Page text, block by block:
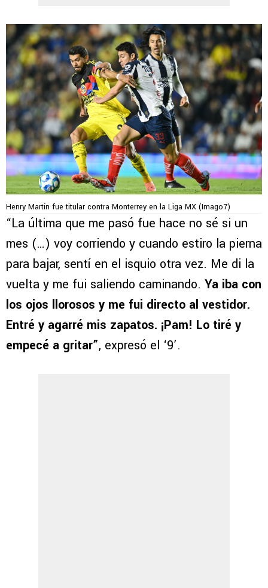
Henry Martín fue titular contra Monterrey en la Liga MX (Imago7)
“La última que me pasó fue hace no sé si un
mes (…) voy corriendo y cuando estiro la pierna
para bajar, sentí en el isquio otra vez. Me di la
vuelta y me fui saliendo caminando. Ya iba con
los ojos llorosos y me fui directo al vestidor.
Entré y agarré mis zapatos. ¡Pam! Lo tiré y
empecé a gritar”, expresó el ‘9’.